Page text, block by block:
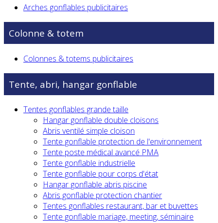
Arches gonflables publicitaires
Colonne & totem
Colonnes & totems publicitaires
Tente, abri, hangar gonflable
Tentes gonflables grande taille
Hangar gonflable double cloisons
Abris ventilé simple cloison
Tente gonflable protection de l'environnement
Tente poste médical avancé PMA
Tente gonflable industrielle
Tente gonflable pour corps d'état
Hangar gonflable abris piscine
Abris gonflable protection chantier
Tentes gonflables restaurant, bar et buvettes
Tente gonflable mariage, meeting, séminaire